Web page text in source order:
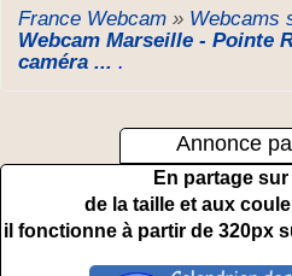
France Webcam » Webcams
Webcam Marseille - Pointe
caméra ... .
Annonce
En partage
de la taille et aux
il fonctionne à partir de 320px